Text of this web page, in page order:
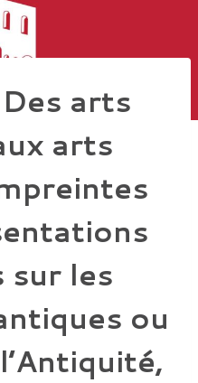
arts
arts
sur les
ou